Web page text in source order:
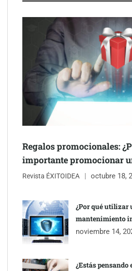
Eulalia Roig lanza ‘The Journal’, una
entrevistas y fotografía editorial
inmobiliarios: hasta 82% de ahorro por
Gestoría Online reduce a unas horas el
Regalos promocionales:
importante promocionar
Revista ÉXITOIDEA octubre 18,
¿Por qué utilizar
mantenimiento
noviembre 14,
¿Estás